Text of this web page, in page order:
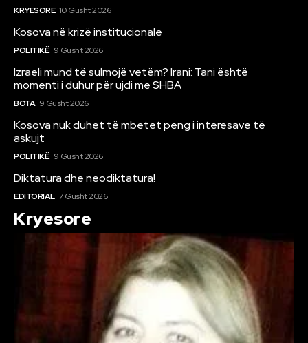
KRYESORE 10 Gusht 2026
Kosova në krizë institucionale
POLITIKË 9 Gusht 2026
Izraeli mund të sulmojë vetëm? Irani: Tani është
momenti i duhur për ujdi me SHBA
BOTA 9 Gusht 2026
Kosova nuk duhet të mbetet peng i interesave të
askujt
POLITIKË 9 Gusht 2026
Diktatura dhe neodiktatura!
EDITORIAL 7 Gusht 2026
Kryesore